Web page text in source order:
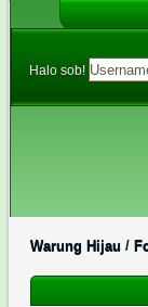
Halo sob!
Warung Hijau /